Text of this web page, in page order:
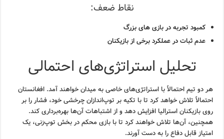
نقاط ضعف:
کمبود تجربه در بازی های بزرگ
عدم ثبات در عملکرد برخی از بازیکنان
تحلیل استراتژی‌های احتمالی
هر دو تیم احتمالاً با استراتژی‌های خاصی به میدان خواهند آمد. افغانستان
احتمالاً تلاش خواهد کرد تا با تکیه بر توپ‌اندازان چرخشی خود، فشار را بر
روی بازیکنان استرالیا افزایش دهد و از اشتباهات آن‌ها بهره‌برداری کند.
همچنین، آن‌ها تلاش خواهند کرد تا با بازی محکم در بخش توپ‌زنی، یک
امتیاز قابل دفاع را به دست آورند.